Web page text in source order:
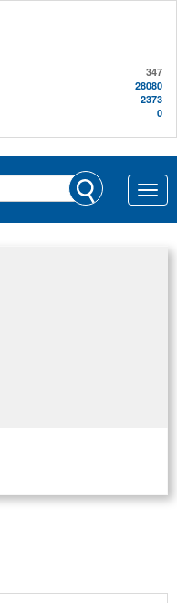
347
28080
2373
0
Toggle